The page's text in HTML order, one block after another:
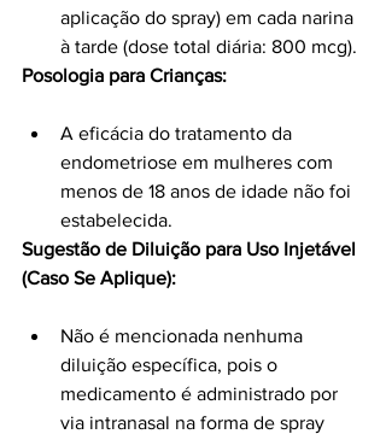
aplicação do spray) em cada narina
à tarde (dose total diária: 800 mcg).
Posologia para Crianças:
A eficácia do tratamento da
endometriose em mulheres com
menos de 18 anos de idade não foi
estabelecida.
Sugestão de Diluição para Uso Injetável
(Caso Se Aplique):
Não é mencionada nenhuma
diluição específica, pois o
medicamento é administrado por
via intranasal na forma de spray